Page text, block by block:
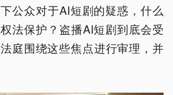
公众对于AI短剧的疑惑，什么
法保护？盗播AI短剧到底会受
庭围绕这些焦点进行审理，并